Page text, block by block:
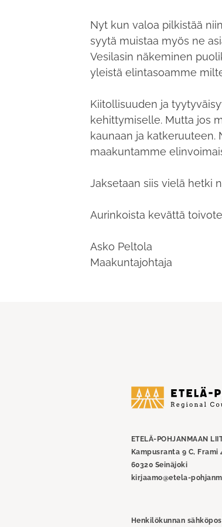
Nyt kun valoa pilkistää
syytä muistaa myös ne
Vesilasin näkeminen
yleistä elintasoamme
Kiitollisuuden ja
kehittymiselle. Mutta jos
kaunaan ja katkeruuteen.
maakuntamme
Jaksetaan siis vielä hetki
Aurinkoista kevättä
Asko Peltola
Maakuntajohtaja
Etelä-
Pohjanmaan
ETELÄ-POHJANMAAN
Kampusranta 9 C, Frami
60320 Seinäjoki
kirjaamo@etela-
Henkilökunnan